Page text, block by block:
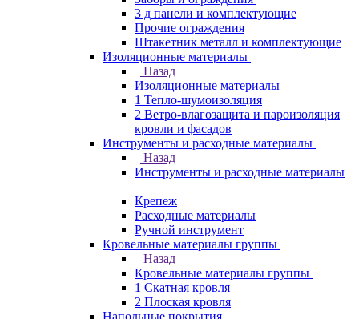
3 д панели и комплектующие
Прочие ограждения
Штакетник металл и комплектующие
Изоляционные материалы
Назад
Изоляционные материалы
1 Тепло-шумоизоляция
2 Ветро-влагозащита и пароизоляция
кровли и фасадов
Инструменты и расходные материалы
Назад
Инструменты и расходные материалы
Крепеж
Расходные материалы
Ручной инструмент
Кровельные материалы группы
Назад
Кровельные материалы группы
1 Скатная кровля
2 Плоская кровля
Напольные покрытия